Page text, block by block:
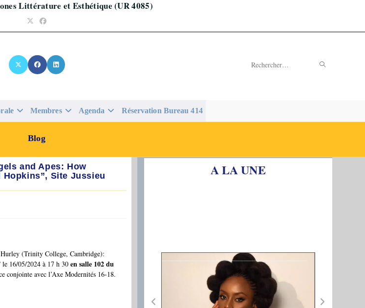
Littérature et Esthétique (UR 4085)
Rechercher
site
Membres Agenda Réservation Bureau 414
Blog
and Apes: How
Site Jussieu
(Trinity College, Cambridge):
le 16/05/2024 à 17 h 30en salle 102 du
conjointe avec l’Axe Modernités 16-18.
A LA UNE